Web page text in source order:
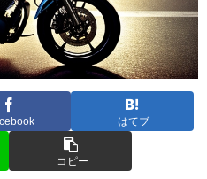
はてブ
コピー